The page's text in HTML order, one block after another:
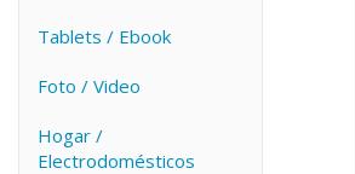
Tablets / Ebook
Foto / Video
Hogar /
Electrodomésticos